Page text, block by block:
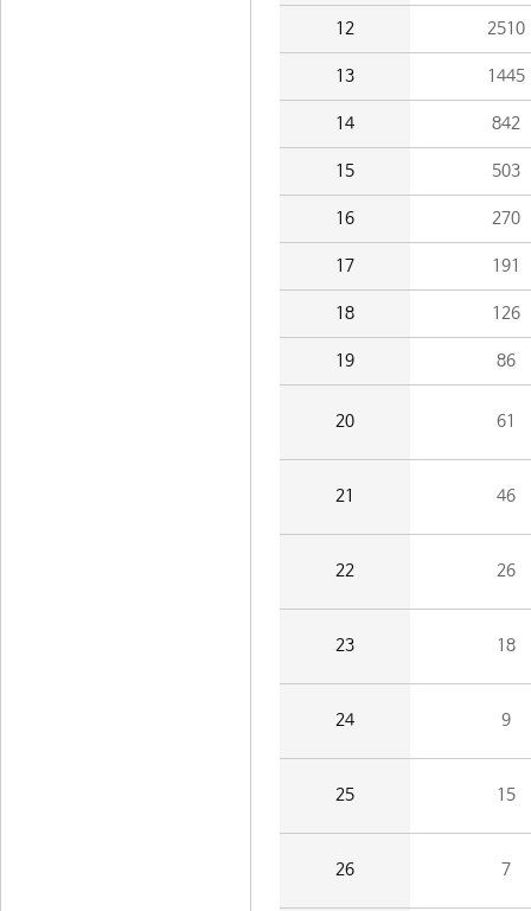
12 2510
13 1445
14 842
15 503
16 270
17 191
18 126
19 86
20 61
21 46
22 26
23 18
24 9
25 15
26 7